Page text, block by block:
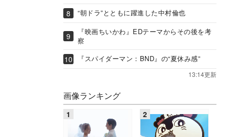
“朝ドラ”とともに躍進した中村倫也
『映画ちいかわ』EDテーマからその後を考
察
『スパイダーマン：BND』の“夏休み感”
13:14更新
画像ランキング